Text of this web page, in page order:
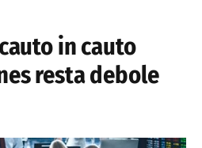
in cauto
resta debole